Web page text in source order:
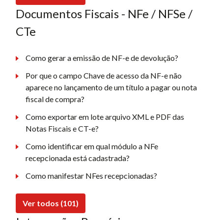
Documentos Fiscais - NFe / NFSe /
CTe
Como gerar a emissão de NF-e de devolução?
Por que o campo Chave de acesso da NF-e não
aparece no lançamento de um título a pagar ou nota
fiscal de compra?
Como exportar em lote arquivo XML e PDF das
Notas Fiscais e CT-e?
Como identificar em qual módulo a NFe
recepcionada está cadastrada?
Como manifestar NFes recepcionadas?
Ver todos (101)